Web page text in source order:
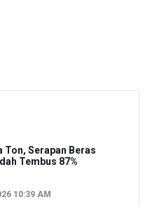
Ton, Serapan Beras
Tembus 87%
10:39 AM